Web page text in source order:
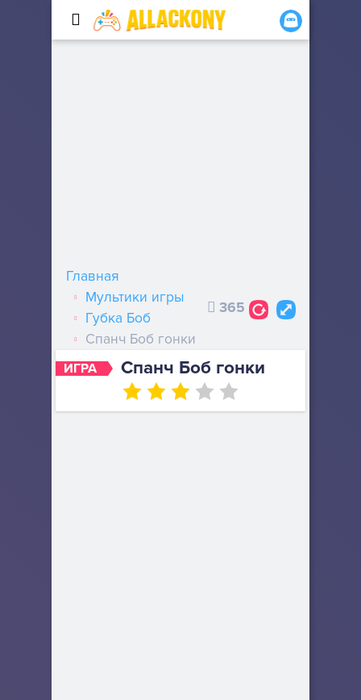
ИГРА Спанч Боб гонки
Главная
Мультики игры
Губка Боб
Спанч Боб гонки
365